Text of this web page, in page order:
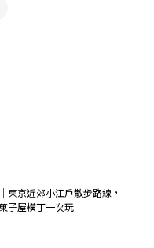
東京近郊小江戶散步路線，
子屋橫丁一次玩